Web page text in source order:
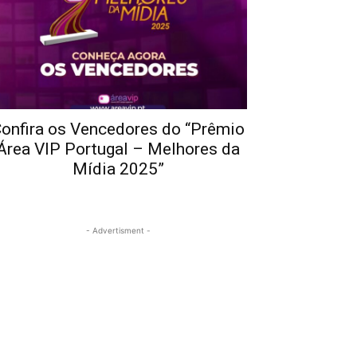
os Vencedores do “Prêmio
VIP Portugal – Melhores da
Mídia 2025”
- Advertisment -